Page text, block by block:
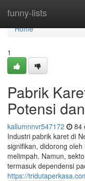
funny-lists
Home
Home
1
Pabrik
Potensi
kallumnnvr547172 84
Industri pabrik karet di
signifikan, didorong
melimpah. Namun,
termasuk dependensi
https://